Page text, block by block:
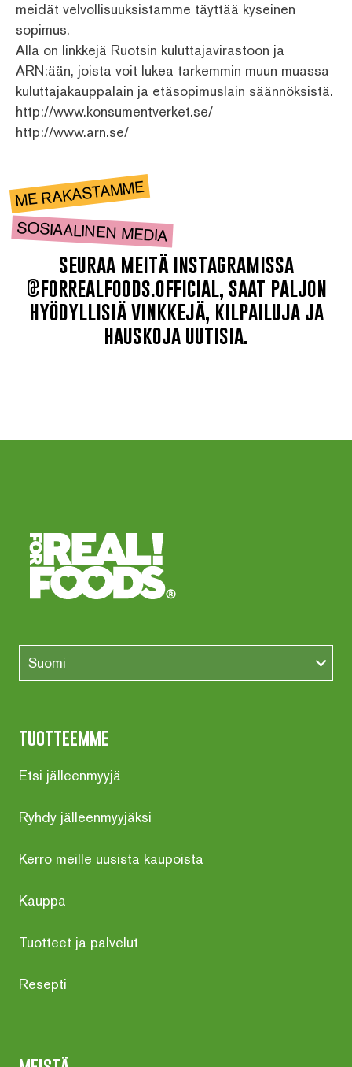
meidät velvollisuuksistamme täyttää kyseinen
sopimus.
Alla on linkkejä Ruotsin kuluttajavirastoon ja
ARN:ään, joista voit lukea tarkemmin muun muassa
kuluttajakauppalain ja etäsopimuslain säännöksistä.
http://www.konsumentverket.se/
http://www.arn.se/
ME RAKASTAMME
SOSIAALINEN MEDIA
seuraa meitä instagramissa
@forrealfoods.official, saat paljon
hyödyllisiä vinkkejä, kilpailuja ja
hauskoja uutisia.
Suomi
tuotteemme
Etsi jälleenmyyjä
Ryhdy jälleenmyyjäksi
Kerro meille uusista kaupoista
Kauppa
Tuotteet ja palvelut
Resepti